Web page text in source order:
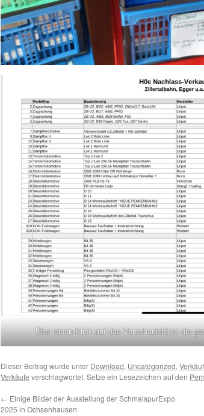
Über einen Klick auf das Vorschaubild ist die
Dieser Beitrag wurde unter Download, Uncategorized,
Verkäufe verschlagwortet. Setze ein Lesezeichen auf den
← Einige Bilder der Ausstellung der SchmalspurExpo
2025 in Ochsenhausen